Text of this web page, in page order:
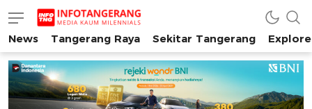
INFO TANGERANG
Media Kaum Millenials Tangerang Raya
News Tangerang Raya Sekitar Tangerang